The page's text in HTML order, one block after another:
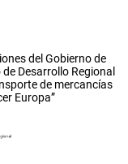
del Gobierno de
Desarrollo Regional
de mercancías
Europa”